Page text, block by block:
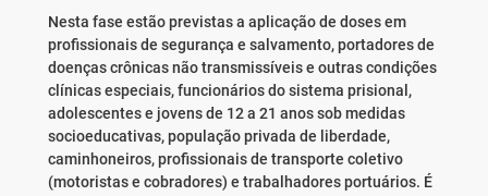
Nesta fase estão previstas a aplicação de doses em
profissionais de segurança e salvamento, portadores de
doenças crônicas não transmissíveis e outras condições
clínicas especiais, funcionários do sistema prisional,
adolescentes e jovens de 12 a 21 anos sob medidas
socioeducativas, população privada de liberdade,
caminhoneiros, profissionais de transporte coletivo
(motoristas e cobradores) e trabalhadores portuários. É